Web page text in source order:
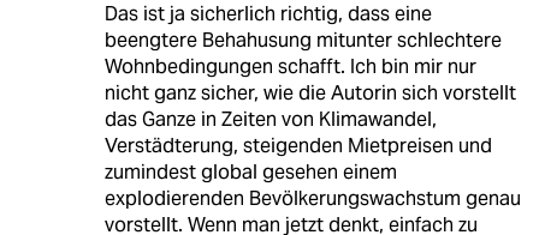
Das ist ja sicherlich richtig, dass eine
beengtere Behahusung mitunter schlechtere
Wohnbedingungen schafft. Ich bin mir nur
nicht ganz sicher, wie die Autorin sich vorstellt
das Ganze in Zeiten von Klimawandel,
Verstädterung, steigenden Mietpreisen und
zumindest global gesehen einem
explodierenden Bevölkerungswachstum genau
vorstellt. Wenn man jetzt denkt, einfach zu